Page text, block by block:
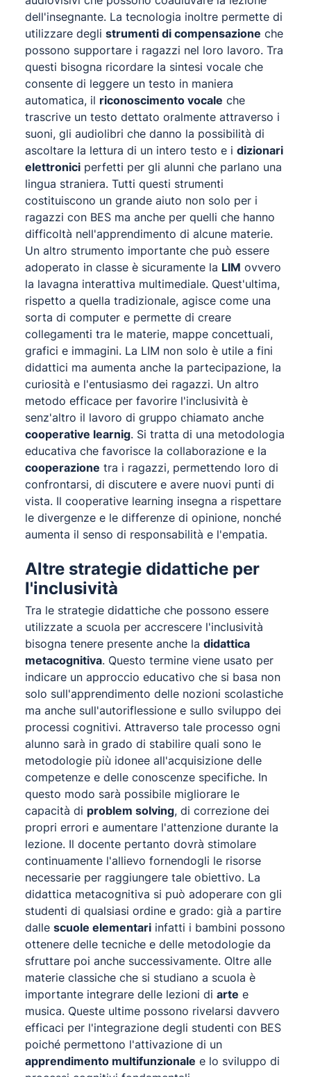
dell'insegnante. La tecnologia inoltre permette di
utilizzare degli strumenti di compensazione che
possono supportare i ragazzi nel loro lavoro. Tra
questi bisogna ricordare la sintesi vocale che
consente di leggere un testo in maniera
automatica, il riconoscimento vocale che
trascrive un testo dettato oralmente attraverso i
suoni, gli audiolibri che danno la possibilità di
ascoltare la lettura di un intero testo e i dizionari
elettronici perfetti per gli alunni che parlano una
lingua straniera. Tutti questi strumenti
costituiscono un grande aiuto non solo per i
ragazzi con BES ma anche per quelli che hanno
difficoltà nell'apprendimento di alcune materie.
Un altro strumento importante che può essere
adoperato in classe è sicuramente la LIM ovvero
la lavagna interattiva multimediale. Quest'ultima,
rispetto a quella tradizionale, agisce come una
sorta di computer e permette di creare
collegamenti tra le materie, mappe concettuali,
grafici e immagini. La LIM non solo è utile a fini
didattici ma aumenta anche la partecipazione, la
curiosità e l'entusiasmo dei ragazzi. Un altro
metodo efficace per favorire l'inclusività è
senz'altro il lavoro di gruppo chiamato anche
cooperative learnig. Si tratta di una metodologia
educativa che favorisce la collaborazione e la
cooperazione tra i ragazzi, permettendo loro di
confrontarsi, di discutere e avere nuovi punti di
vista. Il cooperative learning insegna a rispettare
le divergenze e le differenze di opinione, nonché
aumenta il senso di responsabilità e l'empatia.
Altre strategie didattiche per
l'inclusività
Tra le strategie didattiche che possono essere
utilizzate a scuola per accrescere l'inclusività
bisogna tenere presente anche la didattica
metacognitiva. Questo termine viene usato per
indicare un approccio educativo che si basa non
solo sull'apprendimento delle nozioni scolastiche
ma anche sull'autoriflessione e sullo sviluppo dei
processi cognitivi. Attraverso tale processo ogni
alunno sarà in grado di stabilire quali sono le
metodologie più idonee all'acquisizione delle
competenze e delle conoscenze specifiche. In
questo modo sarà possibile migliorare le
capacità di problem solving, di correzione dei
propri errori e aumentare l'attenzione durante la
lezione. Il docente pertanto dovrà stimolare
continuamente l'allievo fornendogli le risorse
necessarie per raggiungere tale obiettivo. La
didattica metacognitiva si può adoperare con gli
studenti di qualsiasi ordine e grado: già a partire
dalle scuole elementari infatti i bambini possono
ottenere delle tecniche e delle metodologie da
sfruttare poi anche successivamente. Oltre alle
materie classiche che si studiano a scuola è
importante integrare delle lezioni di arte e
musica. Queste ultime possono rivelarsi davvero
efficaci per l'integrazione degli studenti con BES
poiché permettono l'attivazione di un
apprendimento multifunzionale e lo sviluppo di